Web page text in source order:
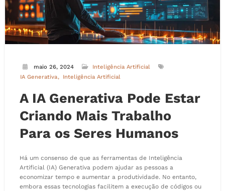
maio 26, 2024
Inteligência Artificial
IA Generativa
Inteligência Artificial
A IA Generativa Pode Estar
Criando Mais Trabalho
Para os Seres Humanos
Há um consenso de que as ferramentas de Inteligência
Artificial (IA) Generativa podem ajudar as pessoas a
economizar tempo e aumentar a produtividade. No entanto,
embora essas tecnologias facilitem a execução de códigos ou